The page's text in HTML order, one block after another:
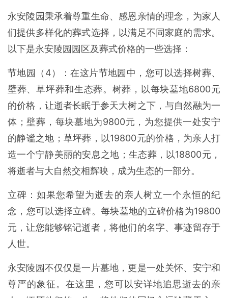
永安陵园秉承着尊重生命、感恩亲情的理念，为家人
们提供多样化的葬式选择，以满足不同家庭的需求。
以下是永安陵园园区及葬式价格的一些选择：
节地园（4）：在这片节地园中，您可以选择树葬、
壁葬、草坪葬和生态葬。树葬，以每块墓地6800元
的价格，让逝者长眠于参天大树之下，与自然融为一
体；壁葬，每块墓地为9800元，为您提供一处安宁
的静谧之地；草坪葬，以19800元的价格，为亲人打
造一个宁静美丽的安息之地；生态葬，以18800元，
将逝者与大自然交相辉映，成为生态的一部分。
立碑：如果您希望为逝去的亲人树立一个永恒的纪
念，您可以选择立碑。每块墓地的立碑价格为19800
元，让您能够铭记逝者，将他们的名字、事迹留存于
人世。
永安陵园不仅仅是一片墓地，更是一处关怀、安宁和
尊严的象征。在这里，您可以安详地追思逝去的亲